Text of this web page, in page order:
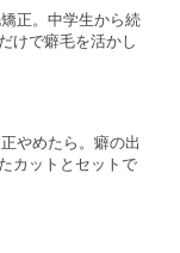
正。中学生から続
けで癖毛を活かし
やめたら。癖の出
カットとセットで